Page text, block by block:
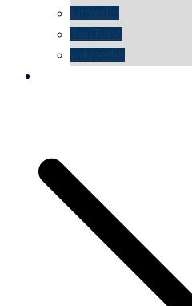
LinkedIn
YouTube
wikipedia